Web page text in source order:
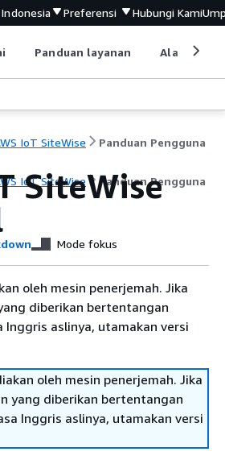
Preferensi Hubungi Kami
Panduan layanan Alat
IoT SiteWise Panduan Pengguna
IoT SiteWise Panduan Pengguna
SiteWise
Mode fokus
oleh mesin penerjemah. Jika
diberikan bertentangan
Inggris aslinya, utamakan versi
oleh mesin penerjemah. Jika
yang diberikan bertentangan
Inggris aslinya, utamakan versi